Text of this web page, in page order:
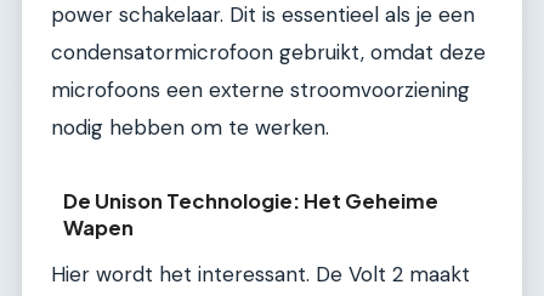
power schakelaar. Dit is essentieel als je een
condensatormicrofoon gebruikt, omdat deze
microfoons een externe stroomvoorziening
nodig hebben om te werken.
De Unison Technologie: Het Geheime
Wapen
Hier wordt het interessant. De Volt 2 maakt